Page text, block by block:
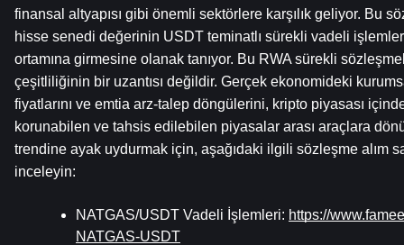
finansal altyapısı gibi önemli sektörlere karşılık geliyor. Bu
hisse senedi değerinin USDT teminatlı sürekli vadeli
ortamına girmesine olanak tanıyor. Bu RWA sürekli
çeşitliliğinin bir uzantısı değildir. Gerçek ekonomideki
fiyatlarını ve emtia arz-talep döngülerini, kripto piyasası
korunabilen ve tahsis edilebilen piyasalar arası araçlara
trendine ayak uydurmak için, aşağıdaki ilgili sözleşme alım
inceleyin:
NATGAS/USDT Vadeli İşlemleri: https://
NATGAS-USDT